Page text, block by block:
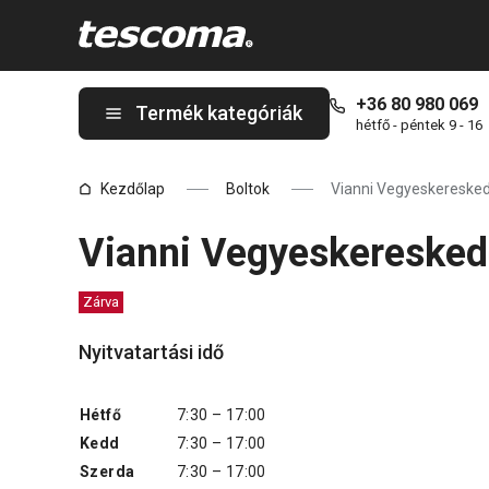
Termék kategóriák +36 80 980 069
hétfő - péntek 9 - 16
Kezdőlap Boltok Vianni
Vianni
Zárva
Nyitvatartási idő
Hétfő
7:30 – 17:00
Kedd
7:30 – 17:00
Szerda
7:30 – 17:00